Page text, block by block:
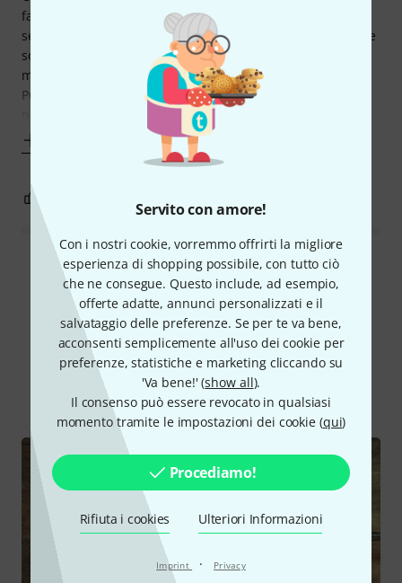
Servito con amore!
Con i nostri cookie, vorremmo offrirti la migliore
esperienza di shopping possibile, con tutto ciò
che ne consegue. Questo include, ad esempio,
offerte adatte, annunci personalizzati e il
salvataggio delle preferenze. Se per te va bene,
acconsenti semplicemente all'uso dei cookie per
preferenze, statistiche e marketing cliccando su
'Va bene!' (show all).
Il consenso può essere revocato in qualsiasi
momento tramite le impostazioni dei cookie (qui)
Procediamo!
Rifiuta i cookies Ulteriori Informazioni
Imprint · Privacy
fantastico, suona benissimo praticamente a qualsiasi
setting e convive alla perfezione con gli altri pedali (anche e
soprattutto con un qualsiasi eventuale overdrive lo-gain
messo subito prima in catena).
Può essere utilizzato sia come overdrive (neanche
necessariamente hi-gain) che come distorsore, e in
Leggi tutte le recensioni
Lo sapevi?
Tutti videos Guide online